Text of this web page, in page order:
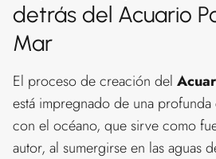
detrás del Acuario
Mar
El proceso de creación del
está impregnado de una
con el océano, que sirve como
autor, al sumergirse en las aguas